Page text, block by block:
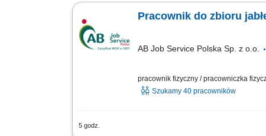
AB Job Service Polska Sp. z o.o.
pracownik fizyczny / pracowniczka
Szukamy 40 pracowników
5 godz.